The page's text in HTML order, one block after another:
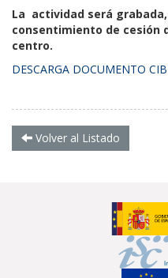
La actividad será
consentimiento de cesión
centro.
DESCARGA DOCUMENTO
Volver al Listado